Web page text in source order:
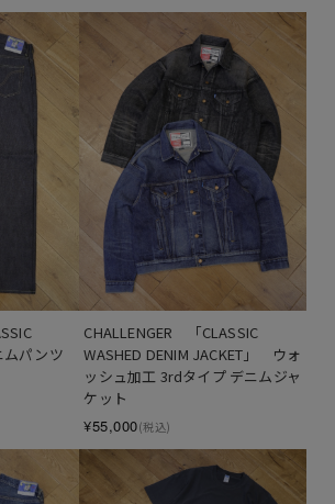
ムパンツ
CHALLENGER　「CLASSIC
WASHED DENIM JACKET」　ウォ
ッシュ加工 3rdタイプ デニムジャ
ケット
¥55,000(税込)